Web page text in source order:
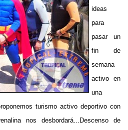
ideas
para
pasar un
fin de
semana
activo en
una
turismo activo deportivo con
nos desbordará...Descenso de